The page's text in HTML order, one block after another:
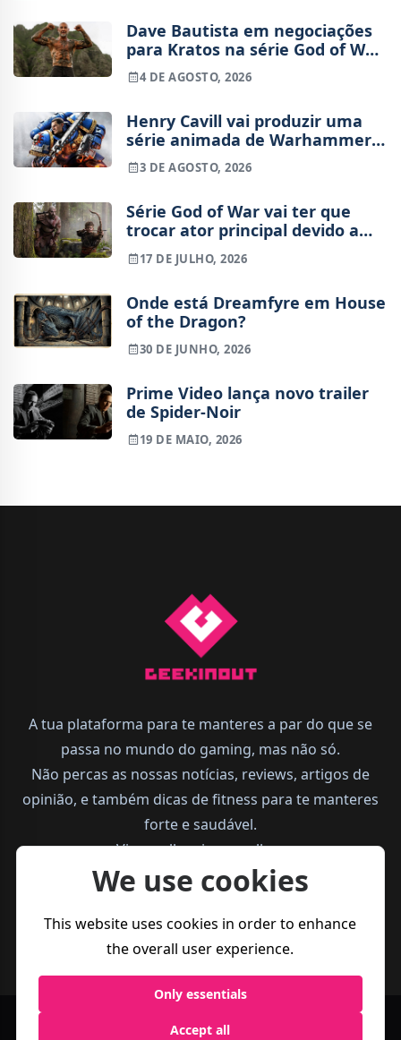
Dave Bautista em negociações
para Kratos na série God of War
da Amazon
4 DE AGOSTO, 2026
Henry Cavill vai produzir uma
série animada de Warhammer
40,000 para a Amazon
3 DE AGOSTO, 2026
Série God of War vai ter que
trocar ator principal devido a
lesão
17 DE JULHO, 2026
Onde está Dreamfyre em House
of the Dragon?
30 DE JUNHO, 2026
Prime Video lança novo trailer
de Spider-Noir
19 DE MAIO, 2026
A tua plataforma para te manteres a par do que se
passa no mundo do gaming, mas não só.
Não percas as nossas notícias, reviews, artigos de
opinião, e também dicas de fitness para te manteres
forte e saudável.
Vive melhor, joga melhor.
Política de
We use cookies
This website uses cookies in order to enhance
the overall user experience.
Only essentials
Accept all